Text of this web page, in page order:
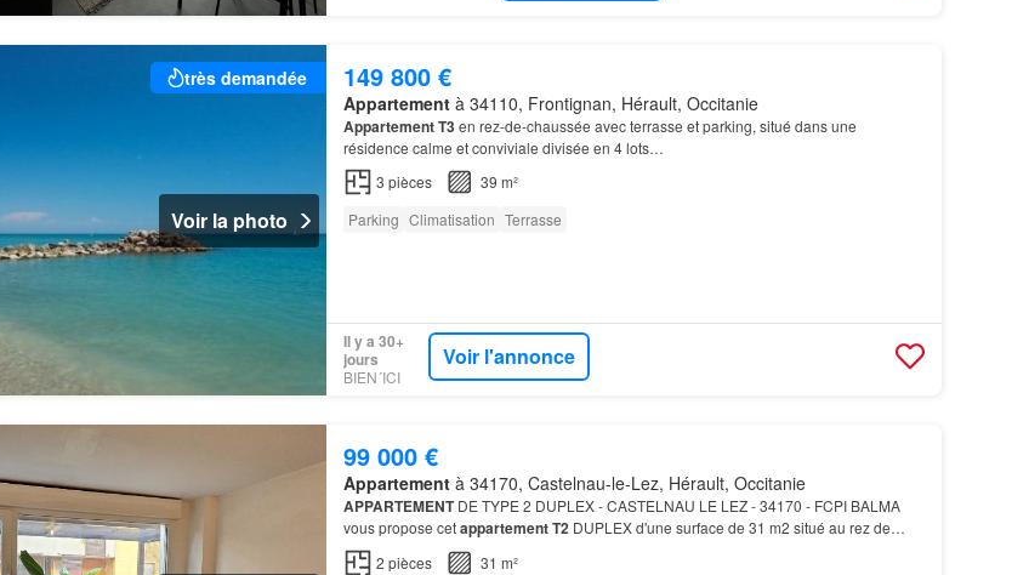
très demandée
Voir la photo
149 800 €
Appartementà 34110, Frontignan, Hérault, Occitanie
Appartement T3en rez-de-chaussée avec terrasse et parking, situé dans une
résidence calme et conviviale divisée en 4 lots…
3 pièces
39 m²
Parking Climatisation Terrasse
Il y a 30+
jours
BIEN´ICI
Voir l'annonce
99 000 €
Appartementà 34170, Castelnau-le-Lez, Hérault, Occitanie
APPARTEMENTDE TYPE 2 DUPLEX - CASTELNAU LE LEZ - 34170 - FCPI BALMA
vous propose cetappartement T2 DUPLEX d'une surface de 31 m2 situé au rez de
chaussée
2 pièces
31 m²